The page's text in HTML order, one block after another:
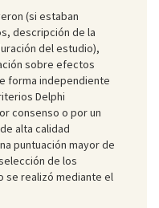
(si estaban
descripción de la
del estudio),
sobre efectos
forma independiente
Delphi
consenso o por un
alta calidad
puntuación mayor de
de los
se realizó mediante el